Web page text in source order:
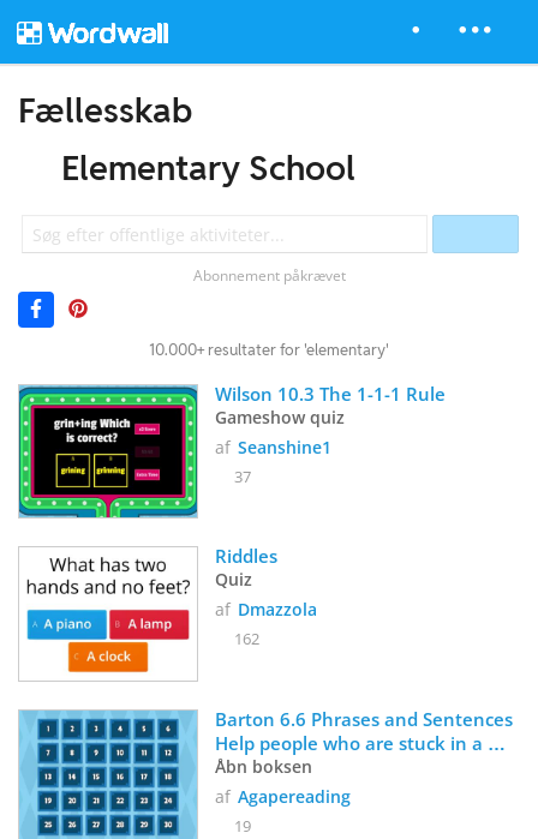
Fællesskab
Elementary School
Abonnement påkrævet
10.000+ resultater for 'elementary'
Wilson 10.3 The 1-1-1 Rule
Gameshow quiz
af Seanshine1
37
Riddles
Quiz
af Dmazzola
162
Barton 6.6 Phrases and Sentences
Help people who are stuck in a
Box
Åbn boksen
af Agapereading
19